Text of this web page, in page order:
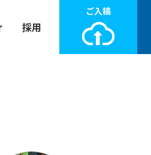
採用
ご入稿